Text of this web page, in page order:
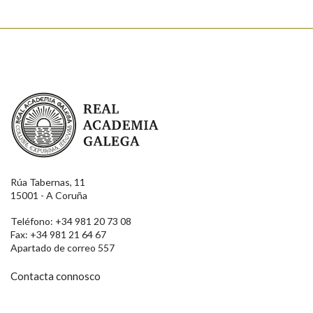
Real Academia Galega
Rúa Tabernas, 11
15001 - A Coruña
Teléfono: +34 981 20 73 08
Fax: +34 981 21 64 67
Apartado de correo 557
Contacta connosco